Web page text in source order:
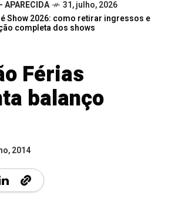
APARECIDA
31, julho, 2026
Show 2026: como retirar ingressos e
completa dos shows
Férias
balanço
2014